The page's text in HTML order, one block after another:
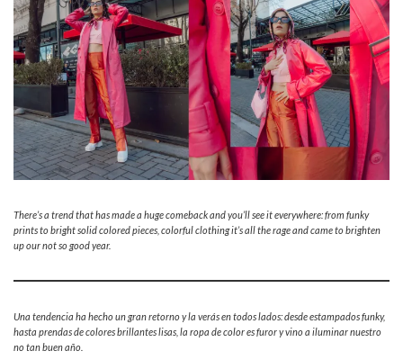
There’s a trend that has made a huge comeback and you’ll see it everywhere: from funky
prints to bright solid colored pieces, colorful clothing it’s all the rage and came to brighten
up our not so good year.
Una tendencia ha hecho un gran retorno y la verás en todos lados: desde estampados funky,
hasta prendas de colores brillantes lisas, la ropa de color es furor y vino a iluminar nuestro
no tan buen año.